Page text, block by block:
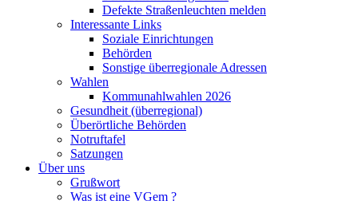
Defekte Straßenleuchten melden
Interessante Links
Soziale Einrichtungen
Behörden
Sonstige überregionale Adressen
Wahlen
Kommunahlwahlen 2026
Gesundheit (überregional)
Überörtliche Behörden
Notruftafel
Satzungen
Über uns
Grußwort
Was ist eine VGem ?